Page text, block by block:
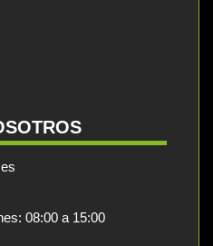
08:00 a 15:00